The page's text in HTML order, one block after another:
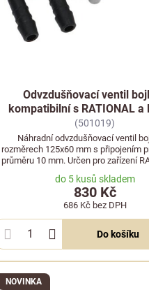
Odvzdušňovací ventil
kompatibilní s RATIONAL a
(501019)
Náhradní odvzdušňovací ventil
rozměrech 125x60 mm s připojením
průměru 10 mm. Určen pro zařízení
do 5 kusů skladem
830 Kč
686 Kč bez DPH
Do košíku
NOVINKA